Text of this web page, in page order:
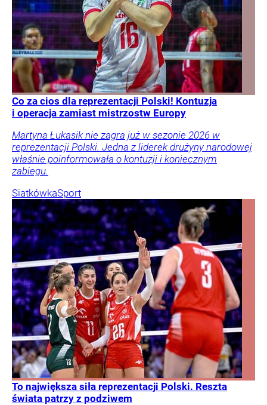
Co za cios dla reprezentacji Polski! Kontuzja
i operacja zamiast mistrzostw Europy
Martyna Łukasik nie zagra już w sezonie 2026 w
reprezentacji Polski. Jedna z liderek drużyny narodowej
właśnie poinformowała o kontuzji i koniecznym
zabiegu.
SiatkówkaSport
To największa siła reprezentacji Polski. Reszta
świata patrzy z podziwem